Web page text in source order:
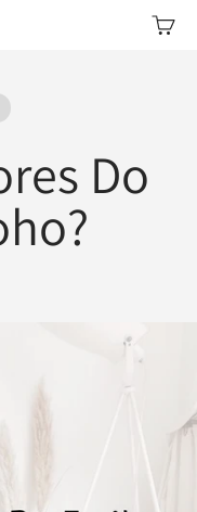
design Abrir
Do